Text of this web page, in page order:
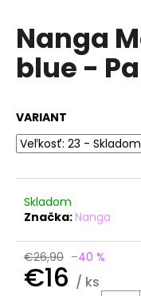
Nanga
blue -
VARIANT
Skladom
Značka:Nanga
€26,90 –40 %
€16 / ks
j
s
ť
O
d